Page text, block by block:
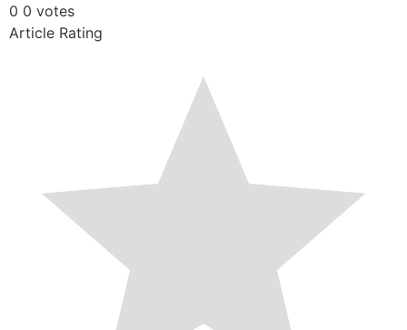
0 0 votes
Article Rating